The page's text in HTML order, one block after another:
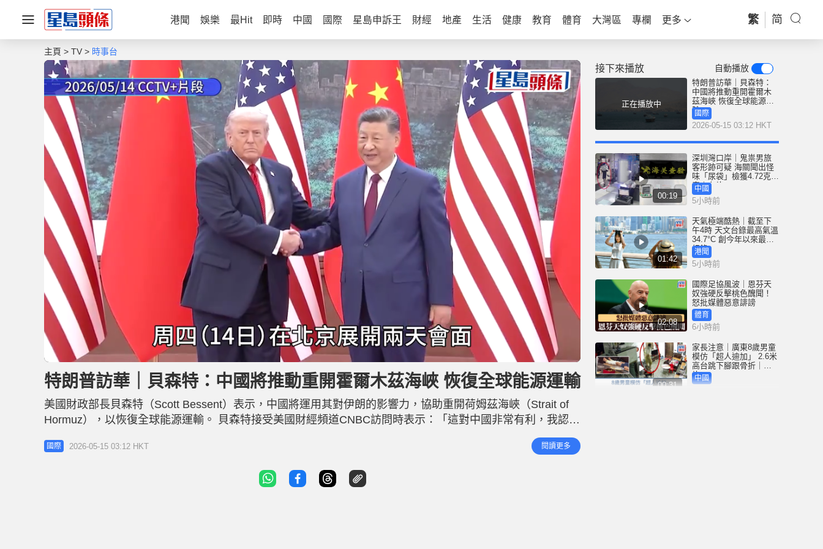
港聞 娛樂 最Hit 即時 中國 國際 星島申訴王 財經 地產 生活 健康 教育 體育 大灣區 專欄 更多 繁 简
主頁 TV 時事台
U
n
u
t
e
o
d
5
6
特朗普訪華｜貝森特：中國將推動重開霍爾木茲海峽 恢復全球能源運輸
美國財政部長貝森特（Scott Bessent）表示，中國將運用其對伊朗的影響力，協助重開荷姆茲海峽（Strait of
Hormuz），以恢復全球能源運輸。 貝森特接受美國財經頻道CNBC訪問時表示：「這對中國非常有利，我認為
他們會在幕後發揮作用，只要任何一方對伊朗領導層仍有影響力。」他指出，中國是全球最大原油進口國，
2024年約一成進口來自伊朗，而超過一半石油進口來自中東地區；同時幾乎所有伊朗
國際 2026-05-15 03:12 HKT 閱讀更多
接下來播放 自動播放
正在播放中
特朗普訪華｜貝森特：
中國將推動重開霍爾木
茲海峽 恢復全球能源運
輸國際
2026-05-15 03:12 HKT
00:19
深圳灣口岸｜鬼祟男旅
客形跡可疑 海關聞出怪
味「尿袋」檢獲4.72克冰
毒｜有片
中國
5小時前
01:42
天氣極端酷熱｜截至下
午4時 天文台錄最高氣溫
34.7°C 創今年以來最高
紀錄
港聞
5小時前
02:08
國際足協風波｜恩芬天
奴強硬反擊桃色醜聞！
怒批媒體惡意誹謗
體育
6小時前
00:31
家長注意｜廣東8歲男童
模仿「超人迪加」 2.6米
高台跳下腳跟骨折｜有
片
中國